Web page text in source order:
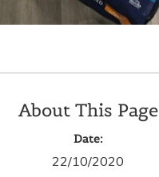
About This Page
Date:
22/10/2020